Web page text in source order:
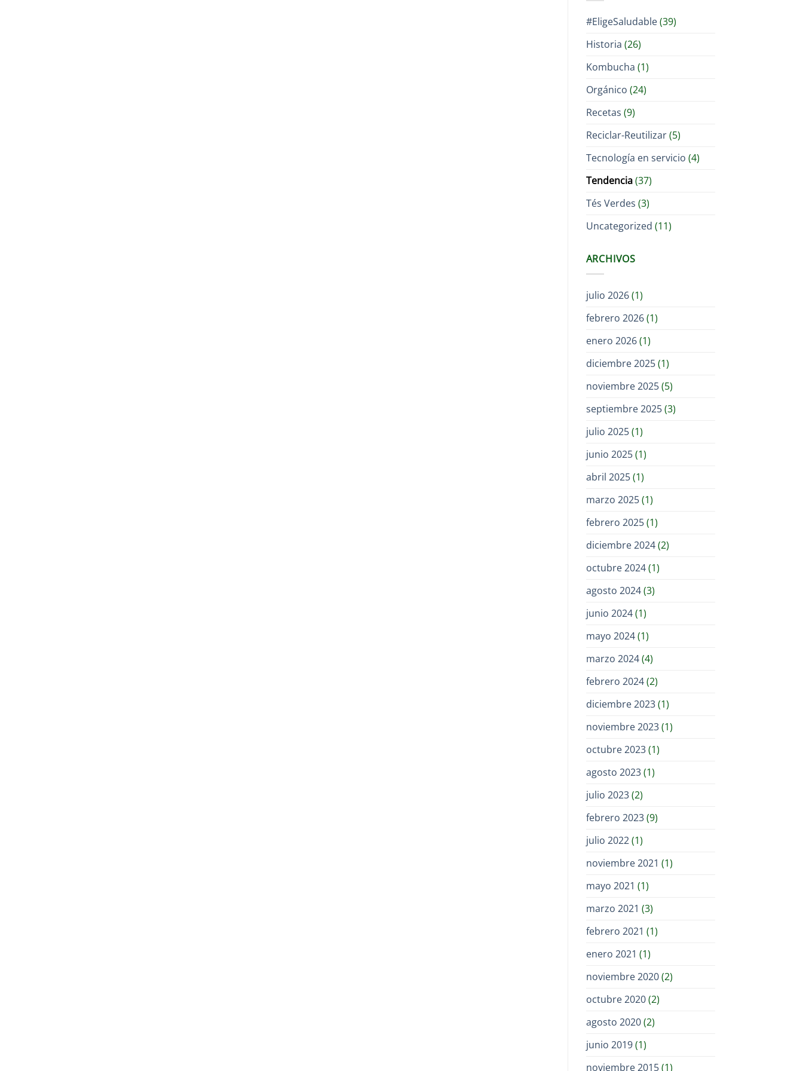
#EligeSaludable(39)
Historia (26)
Kombucha (1)
Orgánico (24)
Recetas (9)
Reciclar-Reutilizar(5)
Tecnología en servicio (4)
Tendencia(37)
Tés Verdes (3)
Uncategorized (11)
ARCHIVOS
julio 2026(1)
febrero 2026(1)
enero 2026(1)
diciembre 2025(1)
noviembre 2025(5)
septiembre 2025(3)
julio 2025(1)
junio 2025(1)
abril 2025(1)
marzo 2025(1)
febrero 2025(1)
diciembre 2024(2)
octubre 2024(1)
agosto 2024(3)
junio 2024(1)
mayo 2024(1)
marzo 2024(4)
febrero 2024(2)
diciembre 2023(1)
noviembre 2023(1)
octubre 2023(1)
agosto 2023(1)
julio 2023(2)
febrero 2023(9)
julio 2022(1)
noviembre 2021 (1)
mayo 2021 (1)
marzo 2021 (3)
febrero 2021 (1)
enero 2021 (1)
noviembre 2020(2)
octubre 2020(2)
agosto 2020(2)
junio 2019(1)
noviembre 2015(1)